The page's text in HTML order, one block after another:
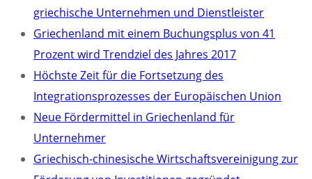
griechische Unternehmen und Dienstleister
Griechenland mit einem Buchungsplus von 41
Prozent wird Trendziel des Jahres 2017
Höchste Zeit für die Fortsetzung des
Integrationsprozesses der Europäischen Union
Neue Fördermittel in Griechenland für
Unternehmer
Griechisch-chinesische Wirtschaftsvereinigung zur